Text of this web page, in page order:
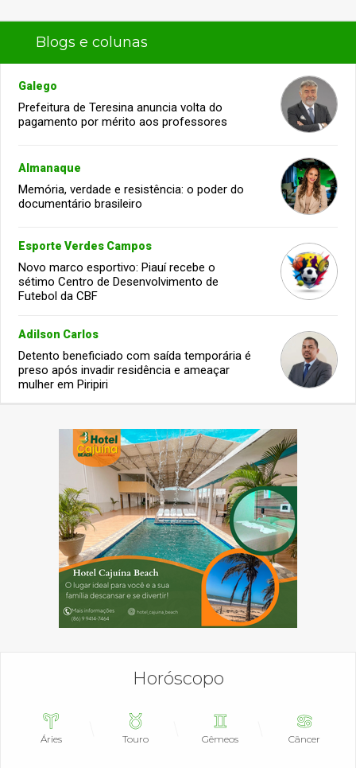
Blogs e colunas
Galego
Prefeitura de Teresina anuncia volta do
pagamento por mérito aos professores
Almanaque
Memória, verdade e resistência: o poder do
documentário brasileiro
Esporte Verdes Campos
Novo marco esportivo: Piauí recebe o
sétimo Centro de Desenvolvimento de
Futebol da CBF
Adilson Carlos
Detento beneficiado com saída temporária é
preso após invadir residência e ameaçar
mulher em Piripiri
Horóscopo
Áries Touro Gêmeos Câncer